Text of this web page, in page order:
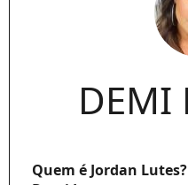
DEMI
Quem é Jordan